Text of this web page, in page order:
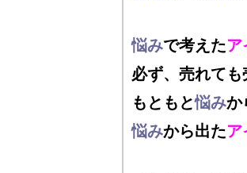
悩みで考えたア
必ず、売れて
もともと悩みか
悩みから出たア